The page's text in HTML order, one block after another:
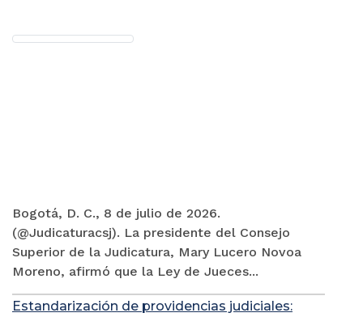
Bogotá, D. C., 8 de julio de 2026.
(@Judicaturacsj). La presidente del Consejo
Superior de la Judicatura, Mary Lucero Novoa
Moreno, afirmó que la Ley de Jueces...
Estandarización de providencias judiciales: